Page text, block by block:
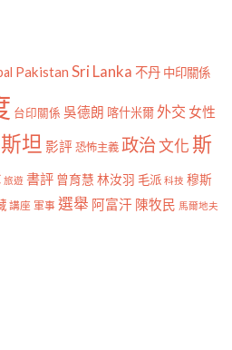
Pakistan Sri Lanka 不丹 中印關係
台印關係 吳德朗 喀什米爾外交 女性
坦 影評 恐怖主義 政治文化斯
旅遊 書評 曾育慧 林汝羽 毛派 科技 穆斯
講座 軍事 選舉 阿富汗 陳牧民 馬爾地夫